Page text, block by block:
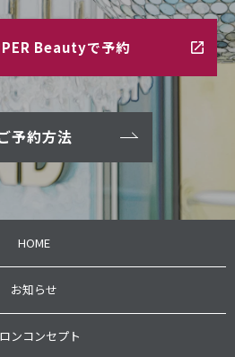
Beautyで予約
予約方法
HOME
お知らせ
ンコンセプト